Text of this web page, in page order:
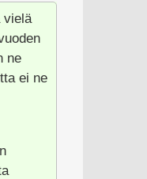
vielä
ne
ei ne